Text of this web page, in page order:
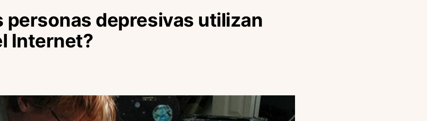
personas depresivas utilizan
Internet?